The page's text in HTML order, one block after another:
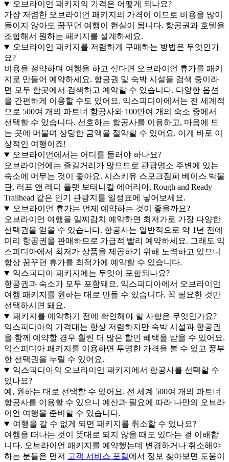
오브라이언 패키지의 가격은 어떻게 되나요?
가장 저렴한 오브라이언 패키지의 가격이 이므로 비용을 많이
들이지 않아도 꿈꾸던 여행이 현실이 됩니다. 항공권과 호텔을
조합해서 원하는 패키지를 설계하세요.
오브라이언 패키지를 저렴하게 구매하는 방법은 무엇인가
요?
비용을 절약하며 여행을 하고 싶다면 오브라이언 휴가를 패키
지로 만들어 예약하세요. 항공권 및 숙박 시설을 검색 중이라
면 모두 한곳에서 검색하고 예약할 수 있습니다. 다양한 옵션
을 간편하게 이용할 수도 있어요. 익스피디아에서는 전 세계적
으로 500여 개의 파트너 항공사와 100만여 개의 숙소 중에서
선택할 수 있습니다. 선호하는 항공사를 이용하고, 마음에 드
는 곳에 머물며 상당한 금액을 절약할 수 있어요. 이게 바로 이
상적인 여행이죠!
오브라이언에서는 어디를 들러야 하나요?
오브라이언에는 즐길거리가 많으므로 관광명소 주변에 있는
숙소에 머무는 것이 좋아요. 시스키유 스모크점퍼 베이스 박물
관, 러프 앤 레디 플랫 보태니컬 에어리아, Rough and Ready
Trailhead 같은 인기 관광지를 일정표에 넣어보세요.
오브라이언 휴가는 언제 예약하는 것이 좋을까요?
오브라이언 여행을 일찌감치 예약하면 최저가로 가장 다양한
선택권을 얻을 수 있습니다. 항공사는 일반적으로 약 1년 전에
미리 항공권을 판매하므로 가급적 빨리 예약하세요. 그래도 익
스피디아에서 최저가 상품을 제공하기 위해 노력하고 있으니
항상 꿈꾸던 휴가를 최적가에 예약할 수 있습니다.
익스피디아 패키지에는 무엇이 포함되나요?
항공권과 숙소가 모두 포함돼요. 익스피디아에서 오브라이언
여행 패키지를 원하는 대로 만들 수 있습니다. 꼭 필요한 것만
선택하시면 돼요.
패키지를 예약하기 전에 확인해야 할 사항은 무엇인가요?
익스피디아의 가격대는 항상 저렴하지만 숙박 시설과 항공권
을 함께 예약할 경우 훨씬 더 많은 할인 혜택을 받을 수 있어요.
익스피디아 패키지를 이용하면 투명한 가격을 볼 수 있고 풍부
한 선택권을 누릴 수 있어요.
익스피디아의 오브라이언 패키지에서 항공사를 선택할 수
있나요?
예, 원하는 대로 선택할 수 있어요. 전 세계 500여 개의 파트너
항공사를 이용할 수 있으니 예산과 필요에 따라 나만의 오브라
이언 여행을 준비할 수 있습니다.
여행을 갈 수 없게 되면 패키지를 취소할 수 있나요?
여행을 떠나는 것이 뜻대로 되지 않을 때도 있다는 걸 이해합
니다. 오브라이언 패키지를 예약했는데 변경하거나 취소해야
하는 분들은 먼저 고객 서비스 포털에서 정보 찾아보면 도움이